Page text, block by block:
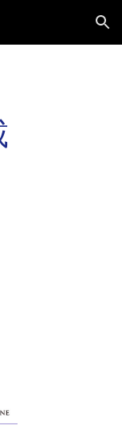
Skip to navigation